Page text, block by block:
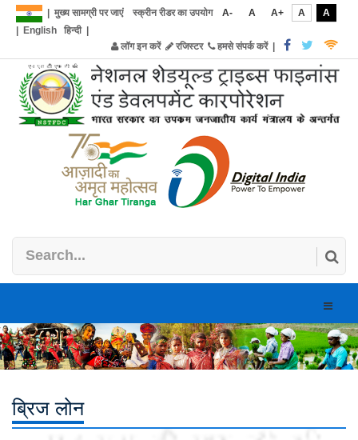
मुख्य सामग्री पर जाएं स्क्रीन रीडर का उपयोग A- A A+ A
A
English हिन्दी|
लॉग इन करें
रजिस्टर हमसे संपर्क करें|
Toggle
ब्रिज लोन